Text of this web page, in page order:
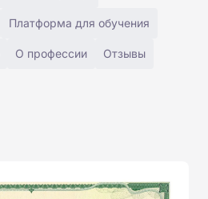
Платформа для обучения
О профессии Отзывы